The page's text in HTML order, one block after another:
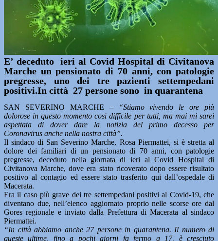
E’ deceduto ieri al Covid Hospital di Civitanova
Marche un pensionato di 70 anni, con patologie
pregresse, uno dei tre pazienti settempedani
positivi.In città 27 persone sono in quarantena
SAN SEVERINO MARCHE –“Stiamo vivendo le ore più
dolorose in questo momento così difficile per tutti, ma mai mi sarei
aspettata di dover dare la notizia del primo decesso per
Coronavirus anche nella nostra città”.
Il sindaco di San Severino Marche, Rosa Piermattei, si è stretta al
dolore dei familiari di un pensionato di 70 anni, con patologie
pregresse, deceduto nella giornata di ieri al Covid Hospital di
Civitanova Marche, dove era stato ricoverato dopo essere risultato
positivo al contagio ed essere stato trasferito qui dall’ospedale di
Macerata.
Era il caso più grave dei tre settempedani positivi al Covid-19, che
diventano due, nell’elenco aggiornato proprio nelle scorse ore dal
Gores regionale e inviato dalla Prefettura di Macerata al sindaco
Piermattei.
“In città abbiamo anche 27 persone in quarantena. Il numero di
queste ultime, fino a pochi giorni fa fermo a 17, è cresciuto